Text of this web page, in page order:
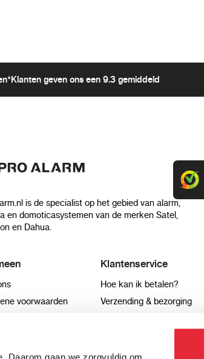
Daarom gaan we zorgvuldig om
kunnen verbeteren.
Klanten geven ons een 9.3 gemiddeld
is de specialist op het gebied van alarm,
en domoticasystemen van de merken Satel,
en Dahua.
Klantenservice
Hoe kan ik betalen?
Retourneren & service